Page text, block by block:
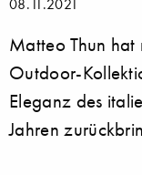
Matteo Thun hat
Outdoor-
Eleganz des
Jahren